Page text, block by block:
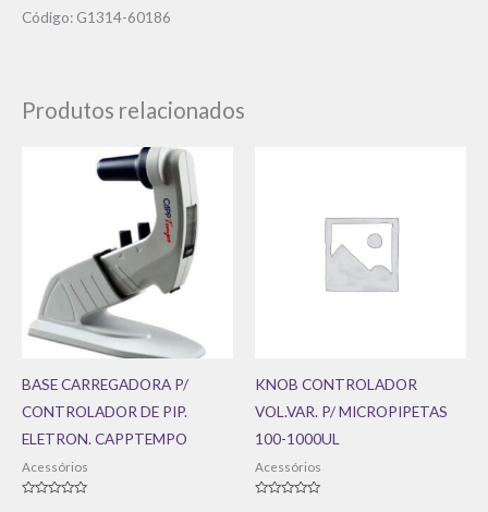
Código: G1314-60186
Produtos relacionados
BASE CARREGADORA P/
CONTROLADOR DE PIP.
ELETRON. CAPPTEMPO
Acessórios
KNOB CONTROLADOR
VOL.VAR. P/ MICROPIPETAS
100-1000UL
Acessórios